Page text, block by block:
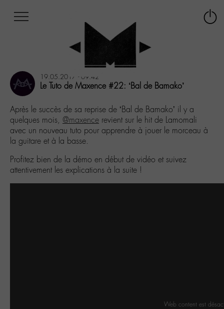
au
menu
Aller
contenu
Aller
à
la
recherche
19.05.2017 - 09:42
Le Tuto de Maxence #22: ‘Bal de Bamako’
Après le succès de sa reprise de ‘Bal de Bamako’ il y a
quelques mois, @maxence revient sur le hit de Lamomali
avec un nouveau tuto pour apprendre à jouer le morceau à
la guitare et à la basse.
Profitez bien de la démo en début de vidéo et suivez
attentivement les explications à la suite !
Web content est